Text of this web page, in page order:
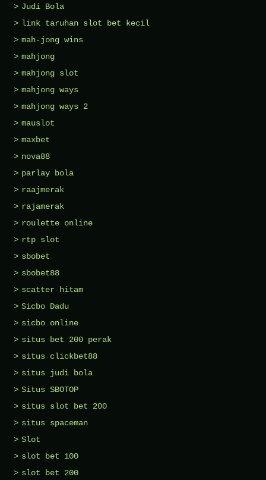
Judi Bola
link taruhan slot bet kecil
mah-jong wins
mahjong
mahjong slot
mahjong ways
mahjong ways 2
mauslot
maxbet
nova88
parlay bola
raajmerak
rajamerak
roulette online
rtp slot
sbobet
sbobet88
scatter hitam
Sicbo Dadu
sicbo online
situs bet 200 perak
situs clickbet88
situs judi bola
Situs SBOTOP
situs slot bet 200
situs spaceman
Slot
slot bet 100
slot bet 200